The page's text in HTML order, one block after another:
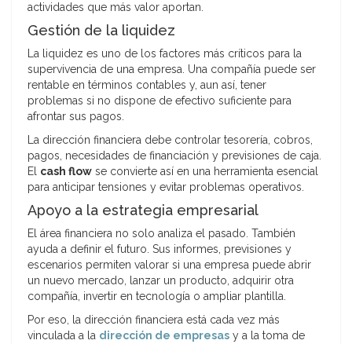
actividades que más valor aportan.
Gestión de la liquidez
La liquidez es uno de los factores más críticos para la
supervivencia de una empresa. Una compañía puede ser
rentable en términos contables y, aun así, tener
problemas si no dispone de efectivo suficiente para
afrontar sus pagos.
La dirección financiera debe controlar tesorería, cobros,
pagos, necesidades de financiación y previsiones de caja.
El cash flow se convierte así en una herramienta esencial
para anticipar tensiones y evitar problemas operativos.
Apoyo a la estrategia empresarial
El área financiera no solo analiza el pasado. También
ayuda a definir el futuro. Sus informes, previsiones y
escenarios permiten valorar si una empresa puede abrir
un nuevo mercado, lanzar un producto, adquirir otra
compañía, invertir en tecnología o ampliar plantilla.
Por eso, la dirección financiera está cada vez más
vinculada a la dirección de empresas y a la toma de